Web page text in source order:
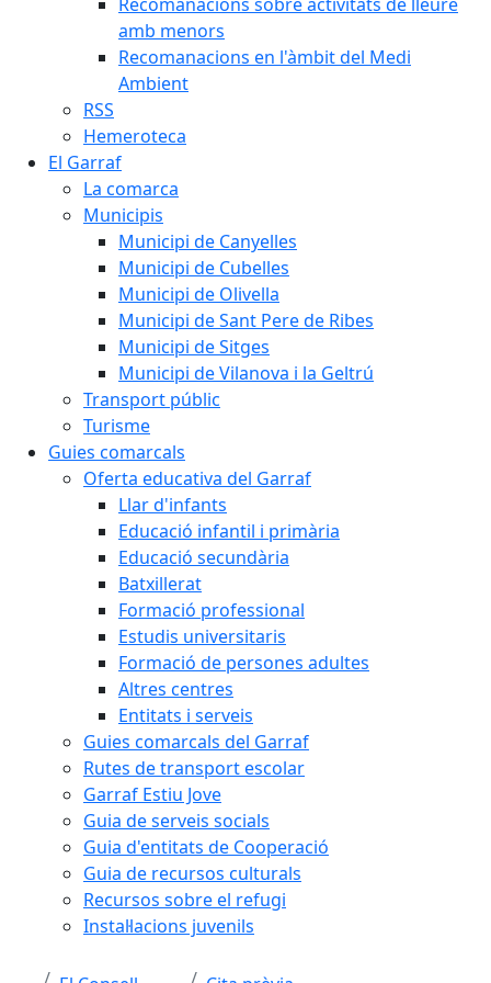
amb menors
Recomanacions en l'àmbit del Medi
Ambient
RSS
Hemeroteca
El Garraf
La comarca
Municipis
Municipi de Canyelles
Municipi de Cubelles
Municipi de Olivella
Municipi de Sant Pere de Ribes
Municipi de Sitges
Municipi de Vilanova i la Geltrú
Transport públic
Turisme
Guies comarcals
Oferta educativa del Garraf
Llar d'infants
Educació infantil i primària
Educació secundària
Batxillerat
Formació professional
Estudis universitaris
Formació de persones adultes
Altres centres
Entitats i serveis
Guies comarcals del Garraf
Rutes de transport escolar
Garraf Estiu Jove
Guia de serveis socials
Guia d'entitats de Cooperació
Guia de recursos culturals
Recursos sobre el refugi
Instal·lacions juvenils